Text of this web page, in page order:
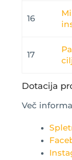
16
17
Dotacija
Več